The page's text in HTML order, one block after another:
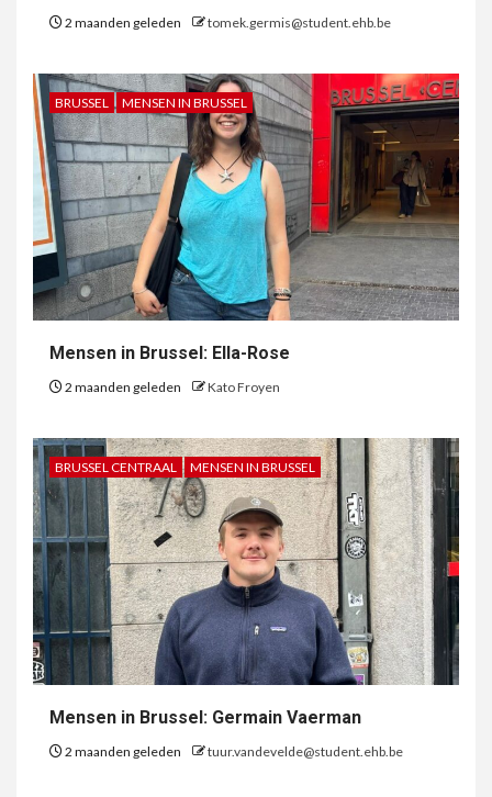
2 maanden geleden tomek.germis@student.ehb.be
BRUSSEL MENSEN IN BRUSSEL
Mensen in Brussel: Ella-Rose
2 maanden geleden Kato Froyen
BRUSSEL CENTRAAL MENSEN IN BRUSSEL
Mensen in Brussel: Germain Vaerman
2 maanden geleden tuur.vandevelde@student.ehb.be